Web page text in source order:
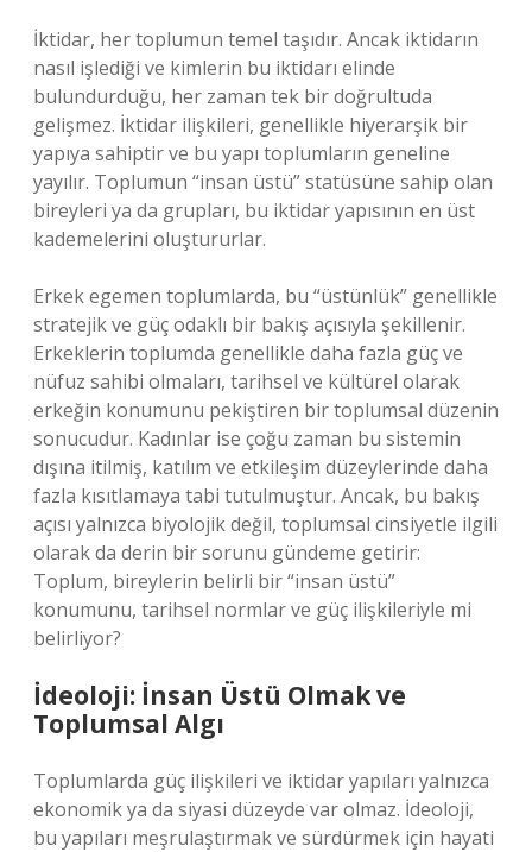
İktidar, her toplumun temel taşıdır. Ancak iktidarın
nasıl işlediği ve kimlerin bu iktidarı elinde
bulundurduğu, her zaman tek bir doğrultuda
gelişmez. İktidar ilişkileri, genellikle hiyerarşik bir
yapıya sahiptir ve bu yapı toplumların geneline
yayılır. Toplumun “insan üstü” statüsüne sahip olan
bireyleri ya da grupları, bu iktidar yapısının en üst
kademelerini oluştururlar.
Erkek egemen toplumlarda, bu “üstünlük” genellikle
stratejik ve güç odaklı bir bakış açısıyla şekillenir.
Erkeklerin toplumda genellikle daha fazla güç ve
nüfuz sahibi olmaları, tarihsel ve kültürel olarak
erkeğin konumunu pekiştiren bir toplumsal düzenin
sonucudur. Kadınlar ise çoğu zaman bu sistemin
dışına itilmiş, katılım ve etkileşim düzeylerinde daha
fazla kısıtlamaya tabi tutulmuştur. Ancak, bu bakış
açısı yalnızca biyolojik değil, toplumsal cinsiyetle ilgili
olarak da derin bir sorunu gündeme getirir:
Toplum, bireylerin belirli bir “insan üstü”
konumunu, tarihsel normlar ve güç ilişkileriyle mi
belirliyor?
İdeoloji: İnsan Üstü Olmak ve
Toplumsal Algı
Toplumlarda güç ilişkileri ve iktidar yapıları yalnızca
ekonomik ya da siyasi düzeyde var olmaz. İdeoloji,
bu yapıları meşrulaştırmak ve sürdürmek için hayati